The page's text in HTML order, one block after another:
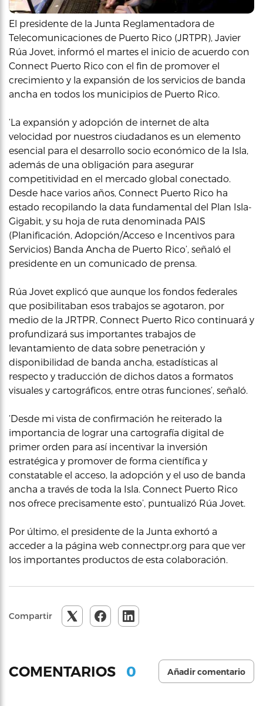
El presidente de la Junta Reglamentadora de
Telecomunicaciones de Puerto Rico (JRTPR), Javier
Rúa Jovet, informó el martes el inicio de acuerdo con
Connect Puerto Rico con el fin de promover el
crecimiento y la expansión de los servicios de banda
ancha en todos los municipios de Puerto Rico.
‘La expansión y adopción de internet de alta
velocidad por nuestros ciudadanos es un elemento
esencial para el desarrollo socio económico de la Isla,
además de una obligación para asegurar
competitividad en el mercado global conectado.
Desde hace varios años, Connect Puerto Rico ha
estado recopilando la data fundamental del Plan Isla-
Gigabit, y su hoja de ruta denominada PAIS
(Planificación, Adopción/Acceso e Incentivos para
Servicios) Banda Ancha de Puerto Rico’, señaló el
presidente en un comunicado de prensa.
Rúa Jovet explicó que aunque los fondos federales
que posibilitaban esos trabajos se agotaron, por
medio de la JRTPR, Connect Puerto Rico continuará y
profundizará sus importantes trabajos de
levantamiento de data sobre penetración y
disponibilidad de banda ancha, estadísticas al
respecto y traducción de dichos datos a formatos
visuales y cartográficos, entre otras funciones’, señaló.
‘Desde mi vista de confirmación he reiterado la
importancia de lograr una cartografía digital de
primer orden para así incentivar la inversión
estratégica y promover de forma científica y
constatable el acceso, la adopción y el uso de banda
ancha a través de toda la Isla. Connect Puerto Rico
nos ofrece precisamente esto’, puntualizó Rúa Jovet.
Por último, el presidente de la Junta exhortó a
acceder a la página web connectpr.org para que ver
los importantes productos de esta colaboración.
Compartir
COMENTARIOS 0 Añadir comentario